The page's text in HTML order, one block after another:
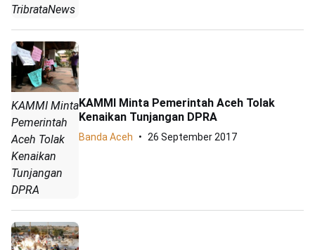
TribrataNews
KAMMI Minta
Pemerintah
Aceh Tolak
Kenaikan
Tunjangan
DPRA
KAMMI Minta Pemerintah Aceh Tolak
Kenaikan Tunjangan DPRA
Banda Aceh 26 September 2017